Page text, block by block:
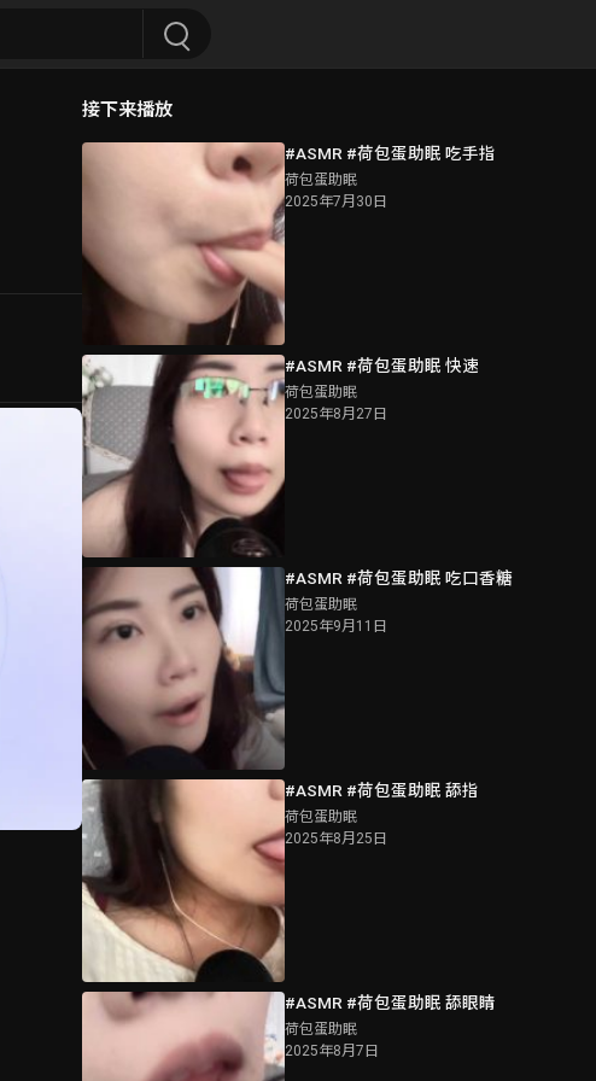
接下来播放
#ASMR #荷包蛋助眠 吃手指
荷包蛋助眠
2025年7月30日
#ASMR #荷包蛋助眠 快速
荷包蛋助眠
2025年8月27日
#ASMR #荷包蛋助眠 吃口香糖
荷包蛋助眠
2025年9月11日
#ASMR #荷包蛋助眠 舔指
荷包蛋助眠
2025年8月25日
#ASMR #荷包蛋助眠 舔眼睛
荷包蛋助眠
2025年8月7日